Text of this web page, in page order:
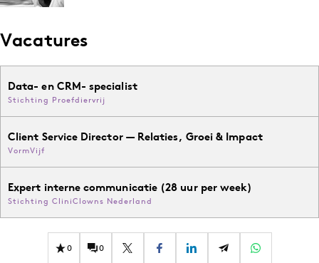
Vacatures
Data- en CRM- specialist
Stichting Proefdiervrij
Client Service Director — Relaties, Groei & Impact
VormVijf
Expert interne communicatie (28 uur per week)
Stichting CliniClowns Nederland
0 0